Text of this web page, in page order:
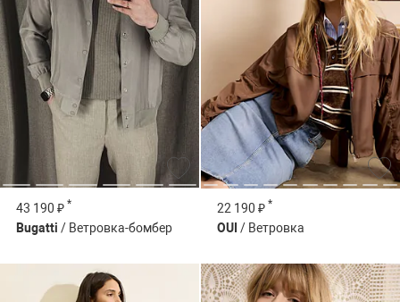
43 190 ₽ *
Bugatti / Ветровка-бомбер
22 190 ₽ *
OUI / Ветровка